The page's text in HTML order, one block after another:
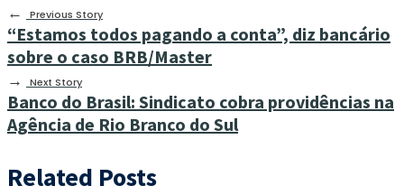
←
Previous Story
“Estamos todos pagando a conta”, diz bancário
sobre o caso BRB/Master
→ Next Story
Banco do Brasil: Sindicato cobra providências na
Agência de Rio Branco do Sul
Related Posts